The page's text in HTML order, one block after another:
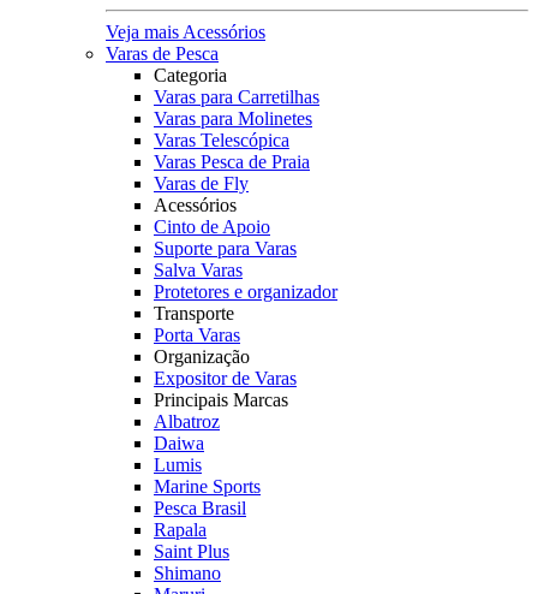
Veja mais Acessórios
Varas de Pesca
Categoria
Varas para Carretilhas
Varas para Molinetes
Varas Telescópica
Varas Pesca de Praia
Varas de Fly
Acessórios
Cinto de Apoio
Suporte para Varas
Salva Varas
Protetores e organizador
Transporte
Porta Varas
Organização
Expositor de Varas
Principais Marcas
Albatroz
Daiwa
Lumis
Marine Sports
Pesca Brasil
Rapala
Saint Plus
Shimano